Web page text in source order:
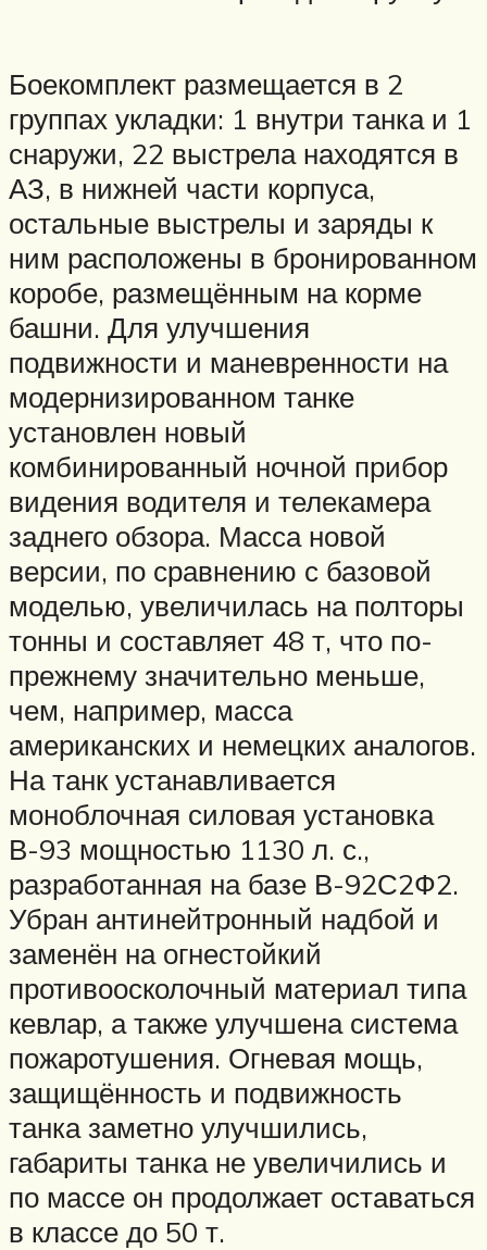
Боекомплект размещается в 2
группах укладки: 1 внутри танка и 1
снаружи, 22 выстрела находятся в
АЗ, в нижней части корпуса,
остальные выстрелы и заряды к
ним расположены в бронированном
коробе, размещённым на корме
башни. Для улучшения
подвижности и маневренности на
модернизированном танке
установлен новый
комбинированный ночной прибор
видения водителя и телекамера
заднего обзора. Масса новой
версии, по сравнению с базовой
моделью, увеличилась на полторы
тонны и составляет 48 т, что по-
прежнему значительно меньше,
чем, например, масса
американских и немецких аналогов.
На танк устанавливается
моноблочная силовая установка
В-93 мощностью 1130 л. с.,
разработанная на базе В-92С2Ф2.
Убран антинейтронный надбой и
заменён на огнестойкий
противоосколочный материал типа
кевлар, а также улучшена система
пожаротушения. Огневая мощь,
защищённость и подвижность
танка заметно улучшились,
габариты танка не увеличились и
по массе он продолжает оставаться
в классе до 50 т.